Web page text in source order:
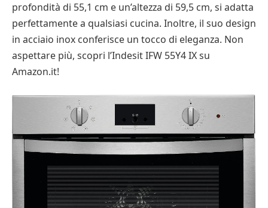
profondità di 55,1 cm e un’altezza di 59,5 cm, si adatta
perfettamente a qualsiasi cucina. Inoltre, il suo design
in acciaio inox conferisce un tocco di eleganza. Non
aspettare più, scopri l’Indesit IFW 55Y4 IX su
Amazon.it!